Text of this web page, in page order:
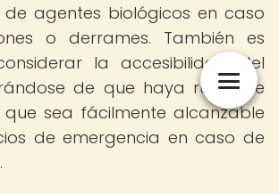
agentes biológicos en caso
o derrames. También es
la accesibilidad del
de que haya rutas de
sea fácilmente alcanzable
de emergencia en caso de